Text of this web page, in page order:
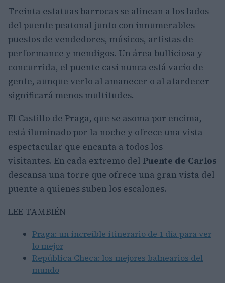
Treinta estatuas barrocas se alinean a los lados
del puente peatonal junto con innumerables
puestos de vendedores, músicos, artistas de
performance y mendigos. Un área bulliciosa y
concurrida, el puente casi nunca está vacío de
gente, aunque verlo al amanecer o al atardecer
significará menos multitudes.
El Castillo de Praga, que se asoma por encima,
está iluminado por la noche y ofrece una vista
espectacular que encanta a todos los
visitantes. En cada extremo del Puente de Carlos
descansa una torre que ofrece una gran vista del
puente a quienes suben los escalones.
LEE TAMBIÉN
Praga: un increíble itinerario de 1 día para ver
lo mejor
República Checa: los mejores balnearios del
mundo